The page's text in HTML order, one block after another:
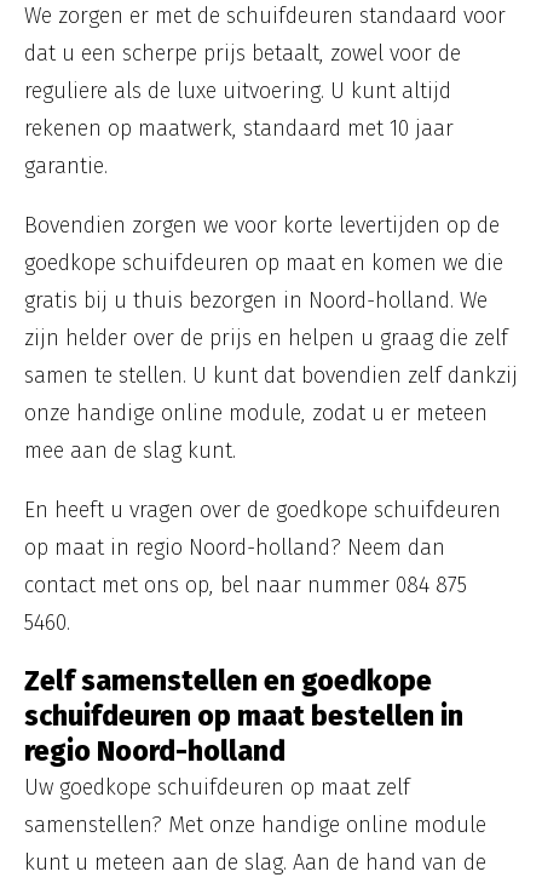
We zorgen er met de schuifdeuren standaard voor
dat u een scherpe prijs betaalt, zowel voor de
reguliere als de luxe uitvoering. U kunt altijd
rekenen op maatwerk, standaard met 10 jaar
garantie.
Bovendien zorgen we voor korte levertijden op de
goedkope schuifdeuren op maat en komen we die
gratis bij u thuis bezorgen in Noord-holland. We
zijn helder over de prijs en helpen u graag die zelf
samen te stellen. U kunt dat bovendien zelf dankzij
onze handige online module, zodat u er meteen
mee aan de slag kunt.
En heeft u vragen over de goedkope schuifdeuren
op maat in regio Noord-holland? Neem dan
contact met ons op, bel naar nummer 084 875
5460.
Zelf samenstellen en goedkope
schuifdeuren op maat bestellen in
regio Noord-holland
Uw goedkope schuifdeuren op maat zelf
samenstellen? Met onze handige online module
kunt u meteen aan de slag. Aan de hand van de